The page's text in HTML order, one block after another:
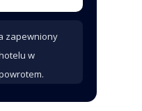
zapewniony
w